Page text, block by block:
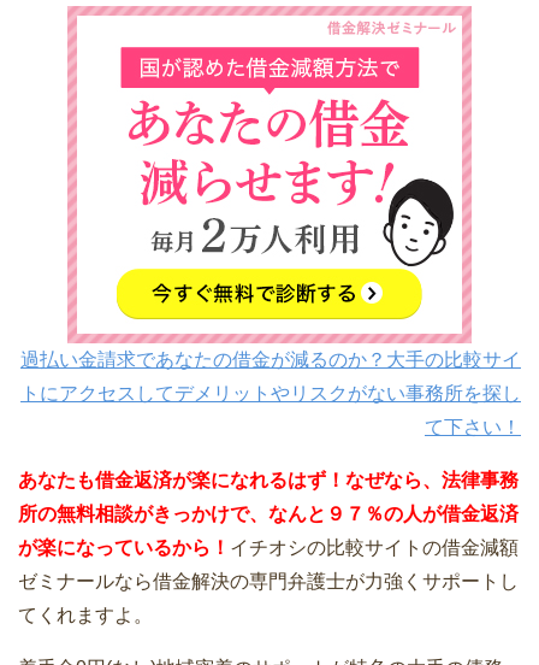
過払い金請求であなたの借金が減るのか？大手の比較サイ
トにアクセスしてデメリットやリスクがない事務所を探し
て下さい！
あなたも借金返済が楽になれるはず！なぜなら、法律事務
所の無料相談がきっかけで、なんと９７％の人が借金返済
が楽になっているから！ イチオシの比較サイトの借金減額
ゼミナールなら借金解決の専門弁護士が力強くサポートし
てくれますよ。